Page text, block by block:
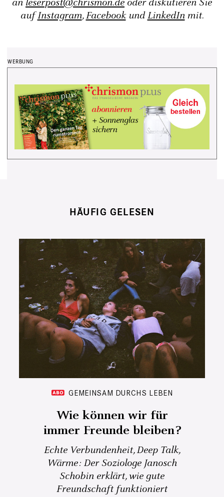
an leserpost@chrismon.de oder diskutieren Sie
aufInstagram,FacebookundLinkedInmit.
HÄUFIG GELESEN
GEMEINSAM DURCHS LEBEN
Wie können wir für
immer Freunde bleiben?
Echte Verbundenheit, Deep Talk,
Wärme: Der Soziologe Janosch
Schobin erklärt, wie gute
Freundschaft funktioniert